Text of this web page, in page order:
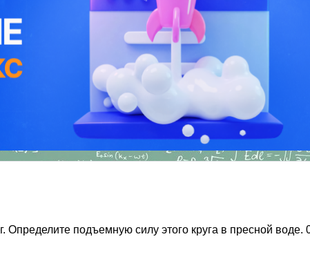
Определите подъемную силу этого круга в пресной